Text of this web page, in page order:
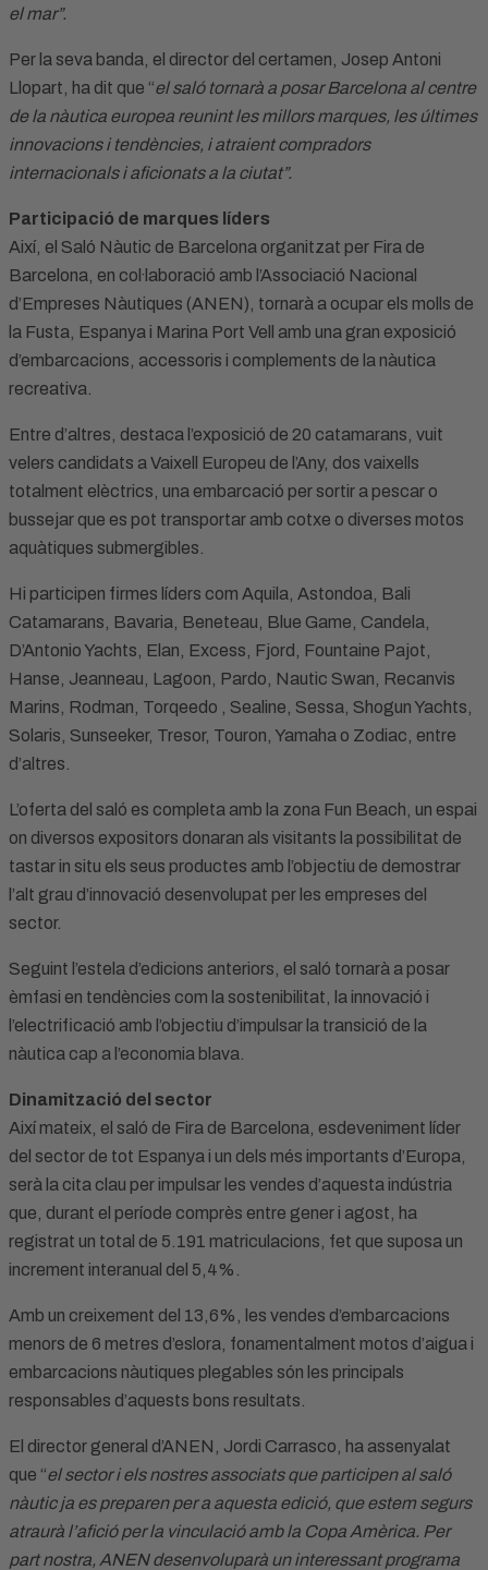
el mar”.
Per la seva banda, el director del certamen, Josep Antoni
Llopart, ha dit que “el saló tornarà a posar Barcelona al centre
de la nàutica europea reunint les millors marques, les últimes
innovacions i tendències, i atraient compradors
internacionals i aficionats a la ciutat”.
Participació de marques líders
Així, el Saló Nàutic de Barcelona organitzat per Fira de
Barcelona, en col·laboració amb l’Associació Nacional
d’Empreses Nàutiques (ANEN), tornarà a ocupar els molls de
la Fusta, Espanya i Marina Port Vell amb una gran exposició
d’embarcacions, accessoris i complements de la nàutica
recreativa.
Entre d’altres, destaca l’exposició de 20 catamarans, vuit
velers candidats a Vaixell Europeu de l’Any, dos vaixells
totalment elèctrics, una embarcació per sortir a pescar o
bussejar que es pot transportar amb cotxe o diverses motos
aquàtiques submergibles.
Hi participen firmes líders com Aquila, Astondoa, Bali
Catamarans, Bavaria, Beneteau, Blue Game, Candela,
D’Antonio Yachts, Elan, Excess, Fjord, Fountaine Pajot,
Hanse, Jeanneau, Lagoon, Pardo, Nautic Swan, Recanvis
Marins, Rodman, Torqeedo , Sealine, Sessa, Shogun Yachts,
Solaris, Sunseeker, Tresor, Touron, Yamaha o Zodiac, entre
d’altres.
L’oferta del saló es completa amb la zona Fun Beach, un espai
on diversos expositors donaran als visitants la possibilitat de
tastar in situ els seus productes amb l’objectiu de demostrar
l’alt grau d’innovació desenvolupat per les empreses del
sector.
Seguint l’estela d’edicions anteriors, el saló tornarà a posar
èmfasi en tendències com la sostenibilitat, la innovació i
l’electrificació amb l’objectiu d’impulsar la transició de la
nàutica cap a l’economia blava.
Dinamització del sector
Així mateix, el saló de Fira de Barcelona, esdeveniment líder
del sector de tot Espanya i un dels més importants d’Europa,
serà la cita clau per impulsar les vendes d’aquesta indústria
que, durant el període comprès entre gener i agost, ha
registrat un total de 5.191 matriculacions, fet que suposa un
increment interanual del 5,4%.
Amb un creixement del 13,6%, les vendes d’embarcacions
menors de 6 metres d’eslora, fonamentalment motos d’aigua i
embarcacions nàutiques plegables són les principals
responsables d’aquests bons resultats.
El director general d’ANEN, Jordi Carrasco, ha assenyalat
que “el sector i els nostres associats que participen al saló
nàutic ja es preparen per a aquesta edició, que estem segurs
atraurà l’afició per la vinculació amb la Copa Amèrica. Per
part nostra, ANEN desenvoluparà un interessant programa